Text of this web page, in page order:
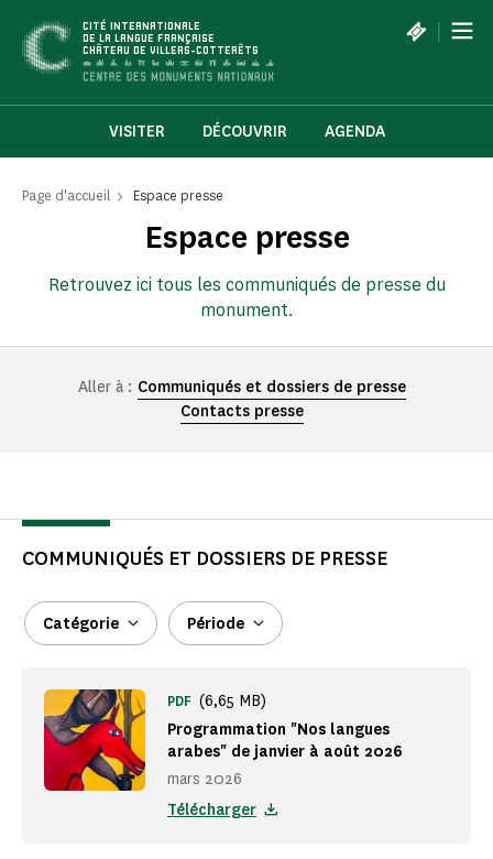
CITÉ INTERNATIONALE
DE LA LANGUE FRANÇAISE
CHÂTEAU DE VILLERS-COTTERÊTS
|
VISITER DÉCOUVRIR AGENDA
Page d'accueil Espace presse
Espace presse
Retrouvez ici tous les communiqués de presse du
monument.
Aller à : Communiqués et dossiers de presse
Contacts presse
COMMUNIQUÉS ET DOSSIERS DE PRESSE
Catégorie Période
Programmation "Nos langues
arabes" de janvier à août 2026
mars 2026
PDF (6,65 MB)
Télécharger